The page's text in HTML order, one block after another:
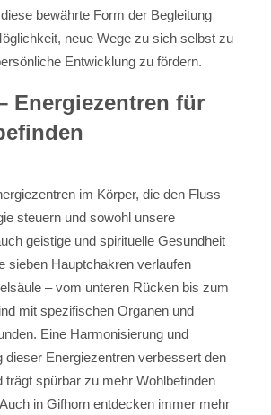
bewährte Form der Begleitung
neue Wege zu sich selbst zu
Entwicklung zu fördern.
Energiezentren für
im Körper, die den Fluss
steuern und sowohl unsere
geistige und spirituelle Gesundheit
sieben Hauptchakren verlaufen
– vom unteren Rücken bis zum
mit spezifischen Organen und
Eine Harmonisierung und
dieser Energiezentren verbessert den
trägt spürbar zu mehr Wohlbefinden
in Gifhorn entdecken immer mehr